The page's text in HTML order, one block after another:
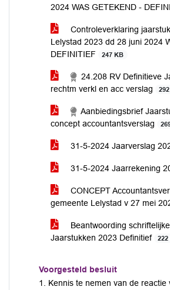
2024 WAS GETEKEND -
Controleverklaring
Lelystad 2023 dd 28 juni 2024
DEFINITIEF
247 KB
24.208 RV Definitieve
rechtm verkl en acc verslag
Aanbiedingsbrief
concept accountantsverslag
31-5-2024 Jaarverslag
31-5-2024 Jaarrekening
CONCEPT
gemeente Lelystad v 27 mei
Beantwoording
Jaarstukken 2023 Definitief
222
Voorgesteld besluit
1. Kennis te nemen van de reactie